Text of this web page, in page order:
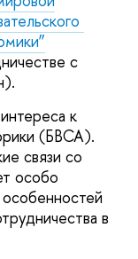
с
к
(БВСА).
связи со
особо
в